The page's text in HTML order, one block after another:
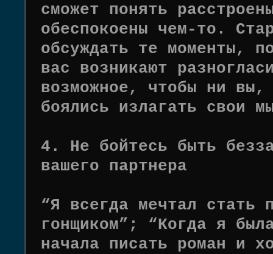
сможет понять
обеспокоены чем-то.
обсуждать те моменты,
вас возникают
возможное, чтобы ни
боялись излагать свои
4. Не бойтесь быть
вашего партнера
“Я всегда мечтал стать
гонщиком”; “Когда я
начала писать роман и